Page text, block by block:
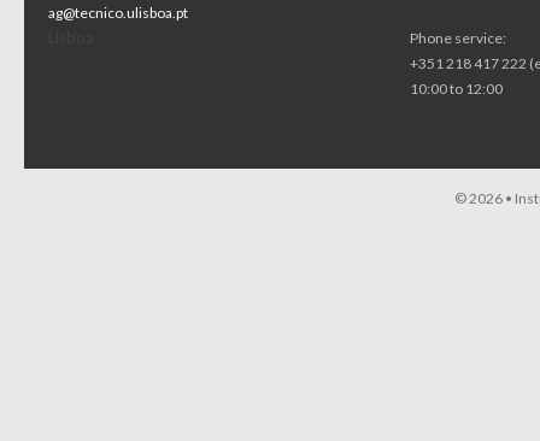
ag@tecnico.ulisboa.pt
Phone service:
+351 218 417 222
10:00 to 12:00
© 2026 •